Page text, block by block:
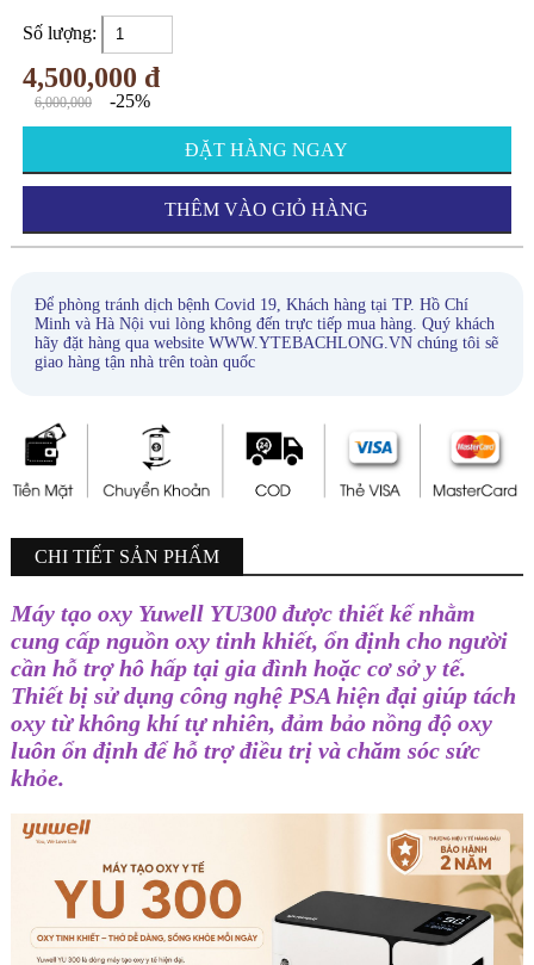
Số lượng:
4,500,000 đ
6,000,000 -25%
ĐẶT HÀNG NGAY
THÊM VÀO GIỎ HÀNG
Để phòng tránh dịch bệnh Covid 19, Khách hàng tại TP. Hồ Chí
Minh và Hà Nội vui lòng không đến trực tiếp mua hàng. Quý khách
hãy đặt hàng qua website WWW.YTEBACHLONG.VN chúng tôi sẽ
giao hàng tận nhà trên toàn quốc
CHI TIẾT SẢN PHẨM
Máy tạo oxy Yuwell YU300 được thiết kế nhằm
cung cấp nguồn oxy tinh khiết, ổn định cho người
cần hỗ trợ hô hấp tại gia đình hoặc cơ sở y tế.
Thiết bị sử dụng công nghệ PSA hiện đại giúp tách
oxy từ không khí tự nhiên, đảm bảo nồng độ oxy
luôn ổn định để hỗ trợ điều trị và chăm sóc sức
khỏe.